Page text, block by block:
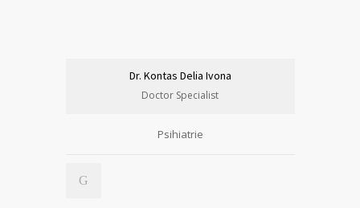
Dr. Kontas Delia Ivona
Doctor Specialist
Psihiatrie